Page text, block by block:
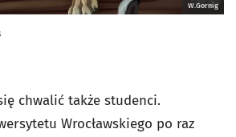
W.Gornig
chwalić także studenci.
Wrocławskiego po raz